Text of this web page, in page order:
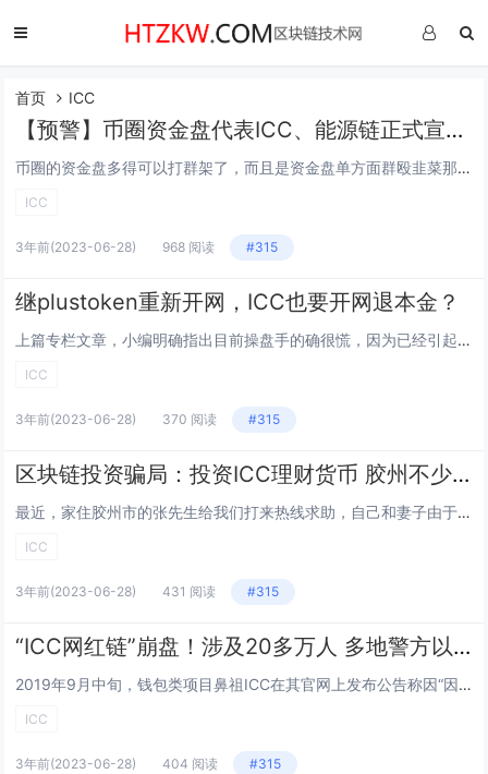
首页 ICC
【预警】币圈资金盘代表ICC、能源链正式宣告跑路，操盘手锒铛入狱之后贼心不死还要来圈钱！！！
币圈的资金盘多得可以打群架了，而且是资金盘单方面群殴韭菜那种。 自上半年3月份钱包类项目跑路潮，下半年8月份宠物类资金盘也开始陆续出现跑路，紧跟钱包类项目跑路的步伐，争先恐后的宣布崩盘。 区块链这么高...
ICC
3年前(2023-06-28) 968 阅读 #315
继plustoken重新开网，ICC也要开网退本金？
上篇专栏文章，小编明确指出目前操盘手的确很慌，因为已经引起gong an部门的注意，并且个别地区已立案侦查，从ICC本次发出的公告，意图明显，俩个字维稳，同样的手法和plustoken类似，种种细节说明ICC和plustoken有着千丝万缕...
ICC
3年前(2023-06-28) 370 阅读 #315
区块链投资骗局：投资ICC理财货币 胶州不少市民被隔了韭菜
最近，家住胶州市的张先生给我们打来热线求助，自己和妻子由于投资了一种，特殊的理财货币，被“骗”了60多万，这是怎么一回事呢？ 张先生说，今年初，他和妻子刷朋友圈时偶然看到了有人正在做...
ICC
3年前(2023-06-28) 431 阅读 #315
“ICC网红链”崩盘！涉及20多万人 多地警方以诈骗立案
2019年9月中旬，钱包类项目鼻祖ICC在其官网上发布公告称因“因平台受到市场及媒体攻击导致用户对其失去信心，该期间提币系统超荷，因此暂停充提币和分红操作进行系统维修”，不过维修时间并未明确。 而在这之前，...
ICC
3年前(2023-06-28) 404 阅读 #315